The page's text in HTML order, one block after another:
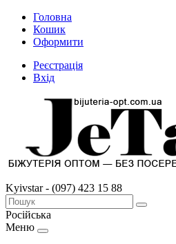
Головна
Кошик
Оформити
Реєстрація
Вхід
Kyivstar - (097) 423 15 88
Російська
Меню